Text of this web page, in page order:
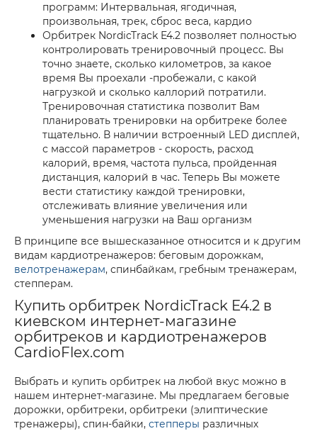
программ: Интервальная, ягодичная,
произвольная, трек, сброс веса, кардио
Орбитрек NordicTrack E4.2 позволяет полностью
контролировать тренировочный процесс. Вы
точно знаете, сколько километров, за какое
время Вы проехали -пробежали, с какой
нагрузкой и сколько каллорий потратили.
Тренировочная статистика позволит Вам
планировать тренировки на орбитреке более
тщательно. В наличии встроенный LED дисплей,
с массой параметров - скорость, расход
калорий, время, частота пульса, пройденная
дистанция, калорий в час. Теперь Вы можете
вести статистику каждой тренировки,
отслеживать влияние увеличения или
уменьшения нагрузки на Ваш организм
В принципе все вышесказанное относится и к другим
видам кардиотренажеров: беговым дорожкам,
велотренажерам, спинбайкам, гребным тренажерам,
степперам.
Купить орбитрек NordicTrack E4.2 в
киевском интернет-магазине
орбитреков и кардиотренажеров
CardioFlex.com
Выбрать и купить орбитрек на любой вкус можно в
нашем интернет-магазине. Мы предлагаем беговые
дорожки, орбитреки, орбитреки (элиптические
тренажеры), спин-байки, степперы различных